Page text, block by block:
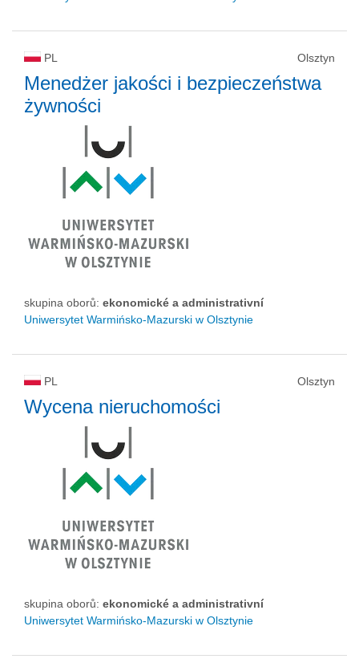
PL Olsztyn
Menedżer jakości i bezpieczeństwa
żywności
skupina oborů: ekonomické a administrativní
Uniwersytet Warmińsko-Mazurski w Olsztynie
PL Olsztyn
Wycena nieruchomości
skupina oborů: ekonomické a administrativní
Uniwersytet Warmińsko-Mazurski w Olsztynie